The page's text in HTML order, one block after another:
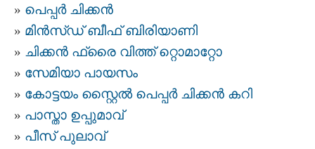
പെപ്പര്‍ ചിക്കന്‍
മിന്‍സ്ഡ് ബീഫ്‌ ബിരിയാണി
ചിക്കന്‍ ഫ്രൈ വിത്ത്‌ റ്റൊമാറ്റോ
സേമിയാ പായസം
കോട്ടയം സ്റ്റൈൽ പെപ്പർ ചിക്കൻ കറി
പാസ്താ ഉപ്പുമാവ്
പീസ്‌ പുലാവ്